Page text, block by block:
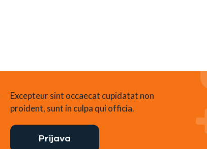
Excepteur sint occaecat cupidatat non
proident, sunt in culpa qui officia.
Prijava